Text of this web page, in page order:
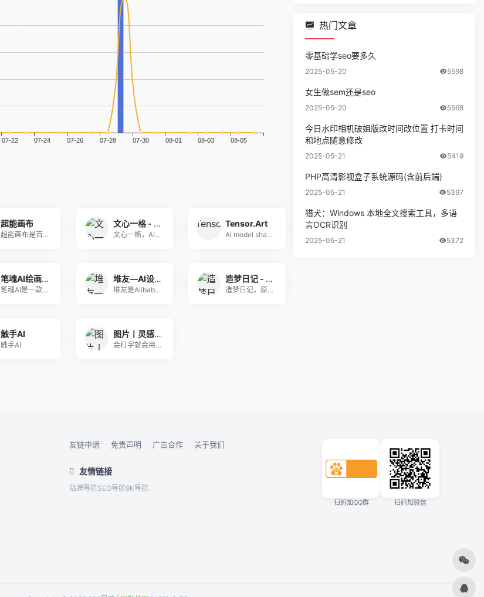
超能画布
超能画布是百度网盘荣誉出品的专注人像摄影的AI创
文心一格 - AI艺术和创意辅助平台
文心一格，AI艺术和创意辅助平台，依托飞桨、文心
Tensor.Art
AI model sharing platfor
笔魂AI绘画-免费在线AI画图设计工具软件
笔魂AI是一款以自主研发的HanVision国产
堆友—AI设计生产力工具：零门槛AI绘画+多种电商设计神器
堆友是Alibaba Design打造的设计师全
造梦日记 - AI一下，妙笔生画
造梦日记，原名盗梦师，是西湖心辰联合西湖大学研发
触手AI
触手AI
图片丨灵感广场 - 文艺必止于创造，却必始于模仿
会打字就会用的AI绘画神器，完美支持中文提示词，
热门文章
零基础学seo要多久
2025-05-20 5598
女生做sem还是seo
2025-05-20 5568
今日水印相机破姐版改时间改位置 打卡时间
和地点随意修改
2025-05-21 5419
PHP高清影视盒子系统源码(含前后端)
2025-05-21 5397
猎犬：Windows 本地全文搜索工具，多语
言OCR识别
2025-05-21 5372
友链申请 · 免责声明 · 广告合作 · 关于我们
友情链接
站牌导航SEO导航9K导航
扫码加QQ群 扫码加微信